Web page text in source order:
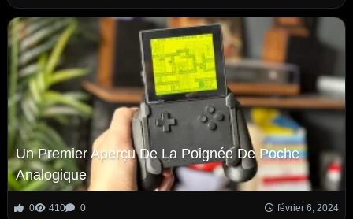
Un Premier Aperçu De La Poignée De Poche
Analogique
0 410 0 février 6, 2024